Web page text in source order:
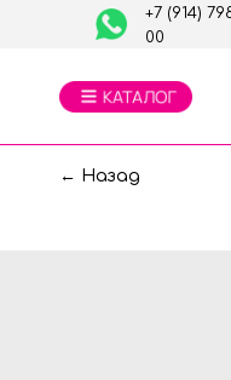
+7 (914)
00
← Назад